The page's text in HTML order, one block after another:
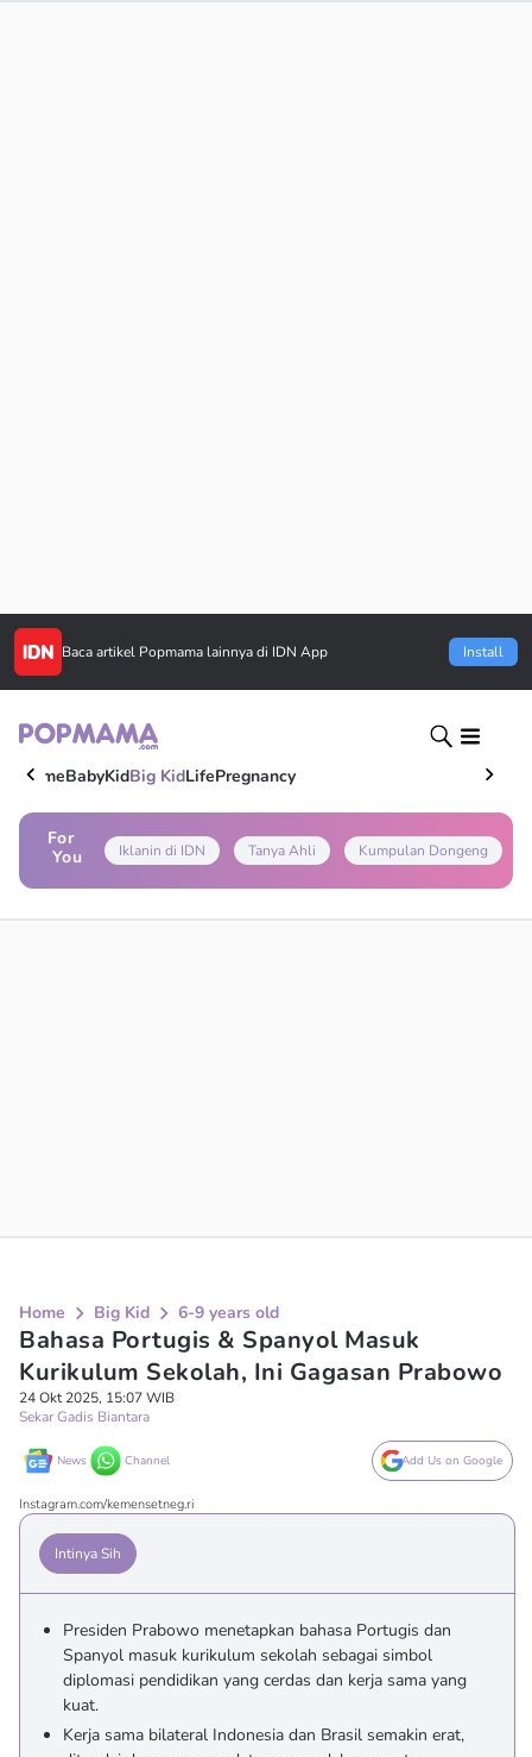
Baca artikel Popmama lainnya di IDN App Install
HomeBabyKidBig KidLifePregnancy
For
You
Iklanin di IDN Tanya Ahli Kumpulan Dongeng
Home Big Kid 6-9 years old
Bahasa Portugis & Spanyol Masuk
Kurikulum Sekolah, Ini Gagasan Prabowo
24 Okt 2025, 15:07 WIB
Sekar Gadis Biantara
News Channel Add Us on Google
Instagram.com/kemensetneg.ri
Intinya Sih
Presiden Prabowo menetapkan bahasa Portugis dan
Spanyol masuk kurikulum sekolah sebagai simbol
diplomasi pendidikan yang cerdas dan kerja sama yang
kuat.
Kerja sama bilateral Indonesia dan Brasil semakin erat,